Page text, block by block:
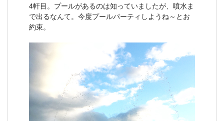
4軒目。プールがあるのは知っていましたが、噴水ま
で出るなんて。今度プールパーティしようね～とお
約束。